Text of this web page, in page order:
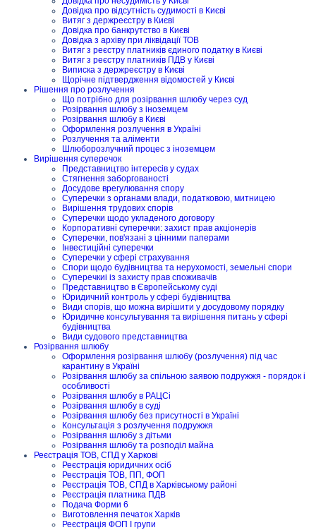
Довідка про відсутність судимості в Києві
Витяг з держреєстру в Києві
Довідка про банкрутство в Києві
Довідка з архіву при ліквідації ТОВ
Витяг з реєстру платників єдиного податку в Києві
Витяг з реєстру платників ПДВ у Києві
Виписка з держреєстру в Києві
Щорічне підтвердження відомостей у Києві
Рішення про розлучення
Що потрібно для розірвання шлюбу через суд
Розірвання шлюбу з іноземцем
Розірвання шлюбу в Києві
Оформлення розлучення в Україні
Розлучення та аліменти
Шлюборозлучний процес з іноземцем
Вирішення суперечок
Представництво інтересів у судах
Стягнення заборгованості
Досудове врегулювання спору
Суперечки з органами влади, податковою, митницею
Вирішення трудових спорів
Суперечки щодо укладеного договору
Корпоративні суперечки: захист прав акціонерів
Суперечки, пов'язані з цінними паперами
Інвестиційні суперечки
Суперечки у сфері страхування
Спори щодо будівництва та нерухомості, земельні спори
Суперечкиі із захисту прав споживачів
Представництво в Європейському суді
Юридичний контроль у сфері будівництва
Види спорів, що можна вирішити у досудовому порядку
Юридичне консультування та вирішення питань у сфері
будівництва
Види судового представництва
Розірвання шлюбу
Оформлення розірвання шлюбу (розлучення) під час
карантину в Україні
Розірвання шлюбу за спільною заявою подружжя - порядок і
особливості
Розірвання шлюбу в РАЦСі
Розірвання шлюбу в суді
Розірвання шлюбу без присутності в Україні
Консультація з розлучення подружжя
Розірвання шлюбу з дітьми
Розірвання шлюбу та розподіл майна
Реєстрація ТОВ, СПД у Харкові
Реєстрація юридичних осіб
Реєстрація ТОВ, ПП, ФОП
Реєстрація ТОВ, СПД в Харківському районі
Реєстрація платника ПДВ
Подача Форми 6
Виготовлення печаток Харків
Реєстрація ФОП I групи